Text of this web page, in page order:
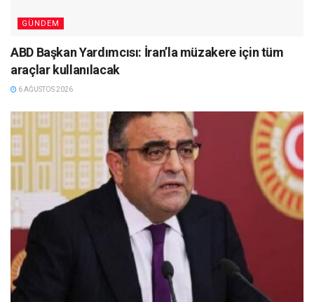
GÜNDEM
ABD Başkan Yardımcısı: İran’la müzakere için tüm
araçlar kullanılacak
6 AĞUSTOS 2026